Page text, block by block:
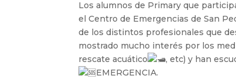
Los alumnos de Primary que
el Centro de Emergencias de San
de los distintos profesionales que
mostrado mucho interés por los
rescate acuático
, etc) y han
EMERGENCIA.